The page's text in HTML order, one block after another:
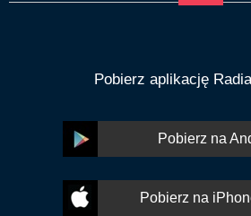
Pobierz aplikację
Pobierz na
Pobierz na